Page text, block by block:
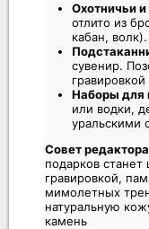
Охотничьи
отлито из
кабан, волк).
сувенир.
Наборы для
или водки,
уральскими
Совет
подарков
гравировкой,
мимолетных
натуральную
камень